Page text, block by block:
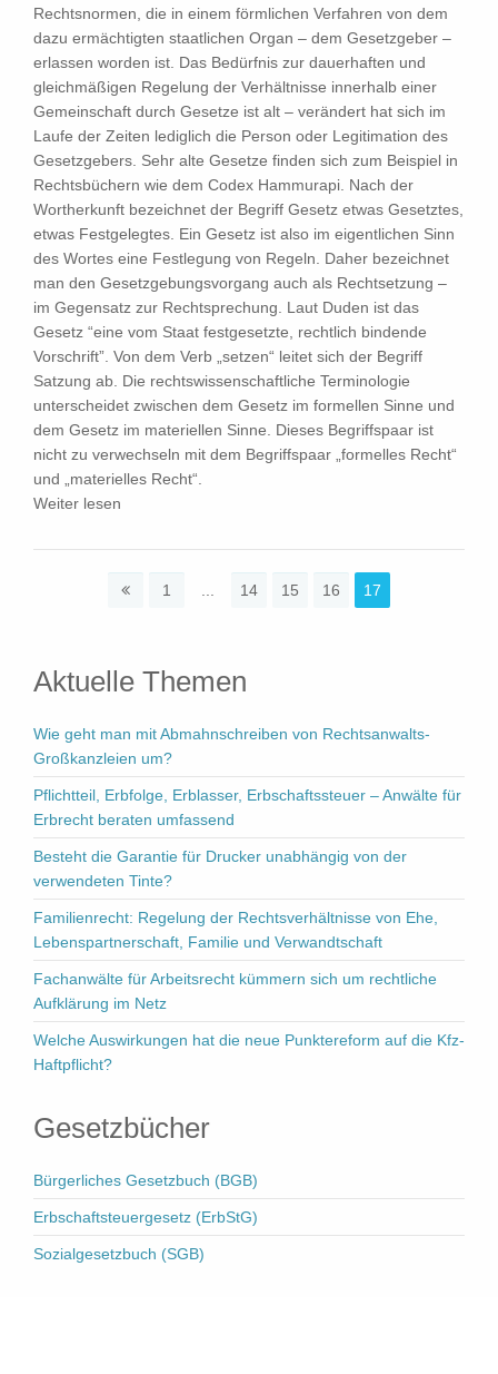
Rechtsnormen, die in einem förmlichen Verfahren von dem
dazu ermächtigten staatlichen Organ – dem Gesetzgeber –
erlassen worden ist. Das Bedürfnis zur dauerhaften und
gleichmäßigen Regelung der Verhältnisse innerhalb einer
Gemeinschaft durch Gesetze ist alt – verändert hat sich im
Laufe der Zeiten lediglich die Person oder Legitimation des
Gesetzgebers. Sehr alte Gesetze finden sich zum Beispiel in
Rechtsbüchern wie dem Codex Hammurapi. Nach der
Wortherkunft bezeichnet der Begriff Gesetz etwas Gesetztes,
etwas Festgelegtes. Ein Gesetz ist also im eigentlichen Sinn
des Wortes eine Festlegung von Regeln. Daher bezeichnet
man den Gesetzgebungsvorgang auch als Rechtsetzung –
im Gegensatz zur Rechtsprechung. Laut Duden ist das
Gesetz “eine vom Staat festgesetzte, rechtlich bindende
Vorschrift”. Von dem Verb „setzen“ leitet sich der Begriff
Satzung ab. Die rechtswissenschaftliche Terminologie
unterscheidet zwischen dem Gesetz im formellen Sinne und
dem Gesetz im materiellen Sinne. Dieses Begriffspaar ist
nicht zu verwechseln mit dem Begriffspaar „formelles Recht“
und „materielles Recht“.
Weiter lesen
1 ... 14 15 16 17
Aktuelle Themen
Wie geht man mit Abmahnschreiben von Rechtsanwalts-
Großkanzleien um?
Pflichtteil, Erbfolge, Erblasser, Erbschaftssteuer – Anwälte für
Erbrecht beraten umfassend
Besteht die Garantie für Drucker unabhängig von der
verwendeten Tinte?
Familienrecht: Regelung der Rechtsverhältnisse von Ehe,
Lebenspartnerschaft, Familie und Verwandtschaft
Fachanwälte für Arbeitsrecht kümmern sich um rechtliche
Aufklärung im Netz
Welche Auswirkungen hat die neue Punktereform auf die Kfz-
Haftpflicht?
Gesetzbücher
Bürgerliches Gesetzbuch (BGB)
Erbschaftsteuergesetz (ErbStG)
Sozialgesetzbuch (SGB)